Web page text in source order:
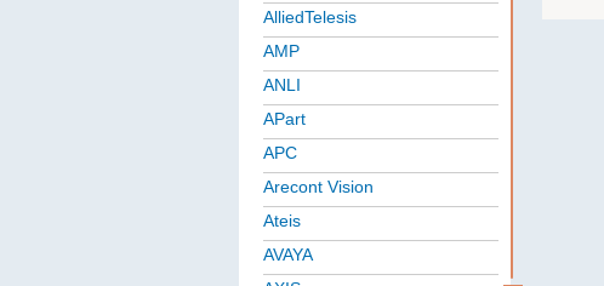
AlliedTelesis
AMP
ANLI
APart
APC
Arecont Vision
Ateis
AVAYA